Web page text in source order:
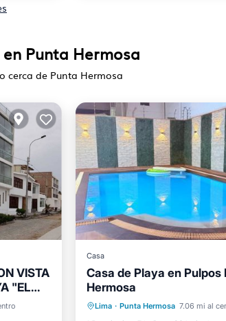
Punta Hermosa
cerca de Punta Hermosa
VISTA
"EL
Casa
Casa de Playa en Pulpos
Hermosa
Lima · Punta Hermosa 7.06 mi al
Piscina privada
Piscina
Balcón/Terraza